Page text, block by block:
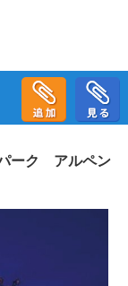
ーク アルペン